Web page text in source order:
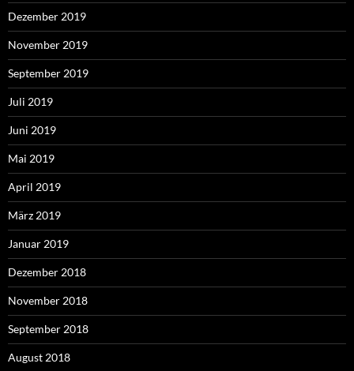
Dezember 2019
November 2019
September 2019
Juli 2019
Juni 2019
Mai 2019
April 2019
März 2019
Januar 2019
Dezember 2018
November 2018
September 2018
August 2018